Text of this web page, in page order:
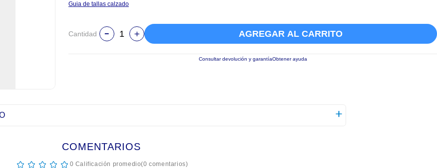
Guia de tallas calzado
Cantidad AGREGAR AL CARRITO
Consultar devolución y garantíaObtener ayuda
COMENTARIOS
☆ ☆ ☆ ☆ ☆ 0 Calificación promedio(0 comentarios)